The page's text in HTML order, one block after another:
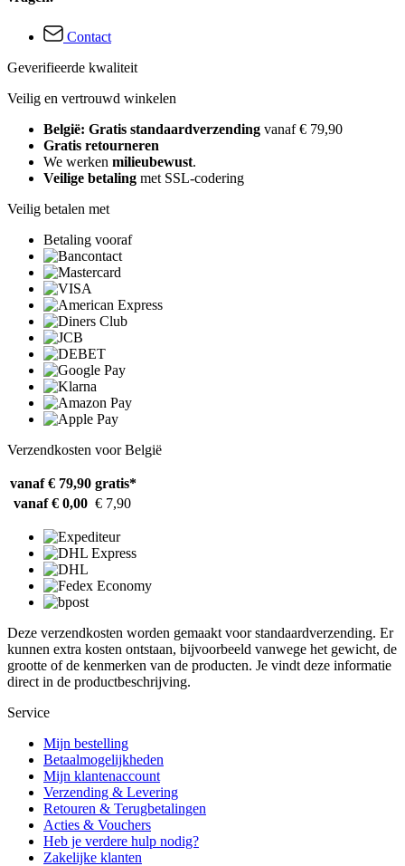
Contact
Geverifieerde kwaliteit
Veilig en vertrouwd winkelen
België: Gratis standaardverzending vanaf € 79,90
Gratis retourneren
We werken milieubewust.
Veilige betaling met SSL-codering
Veilig betalen met
Betaling vooraf
Verzendkosten voor België
vanaf € 79,90 gratis*
vanaf € 0,00 € 7,90
Deze verzendkosten worden gemaakt voor standaardverzending. Er
kunnen extra kosten ontstaan, bijvoorbeeld vanwege het gewicht, de
grootte of de kenmerken van de producten. Je vindt deze informatie
direct in de productbeschrijving.
Service
Mijn bestelling
Betaalmogelijkheden
Mijn klantenaccount
Verzending & Levering
Retouren & Terugbetalingen
Acties & Vouchers
Heb je verdere hulp nodig?
Zakelijke klanten